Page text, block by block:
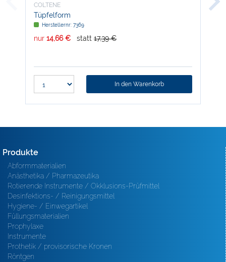
COLTENE
Tüpfelform
Herstellernr: 7369
nur 14,66 € statt 17,39 €
In den Warenkorb
Produkte
Abformmaterialien
Anästhetika / Pharmazeutika
Rotierende Instrumente / Okklusions-Prüfmittel
Desinfektions- / Reinigungsmittel
Hygiene- / Einwegartikel
Füllungsmaterialien
Prophylaxe
Instrumente
Prothetik / provisorische Kronen
Röntgen